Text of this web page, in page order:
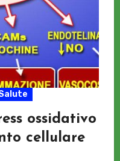
ossidativo
cellulare